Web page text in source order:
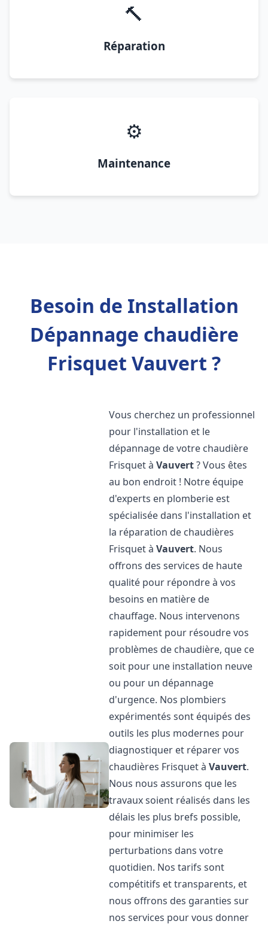
🔨
Réparation
⚙️
Maintenance
Besoin de Installation
Dépannage chaudière
Frisquet Vauvert ?
Vous cherchez un professionnel
pour l'installation et le
dépannage de votre chaudière
Frisquet àVauvert? Vous êtes
au bon endroit ! Notre équipe
d'experts en plomberie est
spécialisée dans l'installation et
la réparation de chaudières
Frisquet àVauvert. Nous
offrons des services de haute
qualité pour répondre à vos
besoins en matière de
chauffage. Nous intervenons
rapidement pour résoudre vos
problèmes de chaudière, que ce
soit pour une installation neuve
ou pour un dépannage
d'urgence. Nos plombiers
expérimentés sont équipés des
outils les plus modernes pour
diagnostiquer et réparer vos
chaudières Frisquet àVauvert.
Nous nous assurons que les
travaux soient réalisés dans les
délais les plus brefs possible,
pour minimiser les
perturbations dans votre
quotidien. Nos tarifs sont
compétitifs et transparents, et
nous offrons des garanties sur
nos services pour vous donner